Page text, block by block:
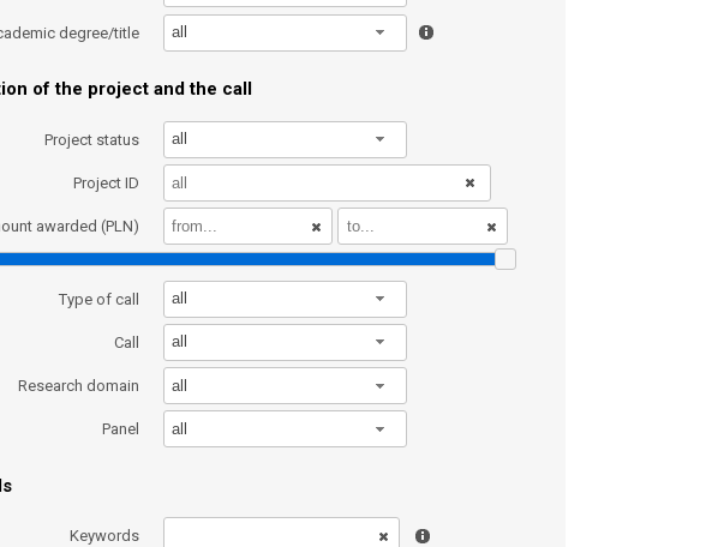
degree/title all
of the project and the call
Project status all
Project ID
awarded (PLN)
Type of call all
Call all
Research domain all
Panel all
Keywords